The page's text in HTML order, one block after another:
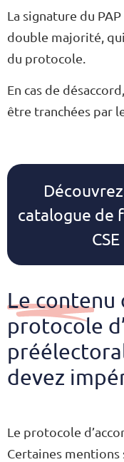
La signature du
double majorité,
du protocole.
En cas de
être tranchées par
catalogue de
CSE
Le
protocole
devez
Le protocole
Certaines